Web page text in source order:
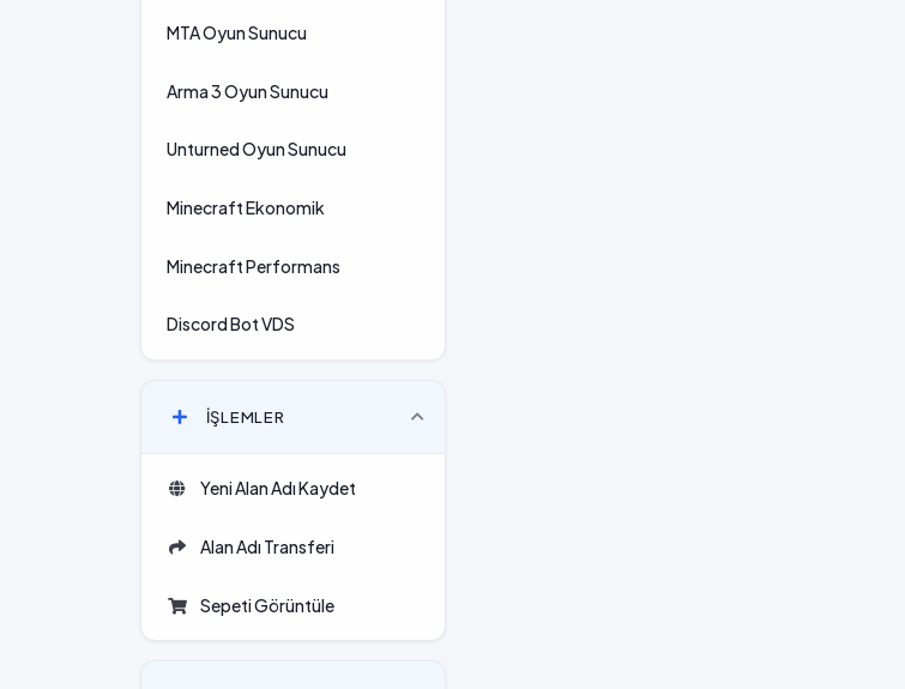
MTA Oyun Sunucu
Arma 3 Oyun Sunucu
Unturned Oyun Sunucu
Minecraft Ekonomik
Minecraft Performans
Discord Bot VDS
İŞLEMLER
Yeni Alan Adı Kaydet
Alan Adı Transferi
Sepeti Görüntüle